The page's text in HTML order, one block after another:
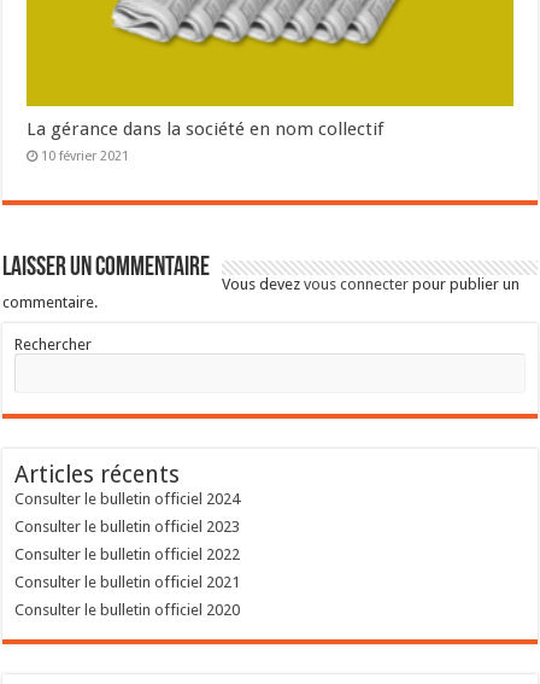
La gérance dans la société en nom collectif
10 février 2021
Laisser un commentaire
Vous devezvous connecter pour publier un
commentaire.
Rechercher
Articles récents
Consulter le bulletin officiel 2024
Consulter le bulletin officiel 2023
Consulter le bulletin officiel 2022
Consulter le bulletin officiel 2021
Consulter le bulletin officiel 2020